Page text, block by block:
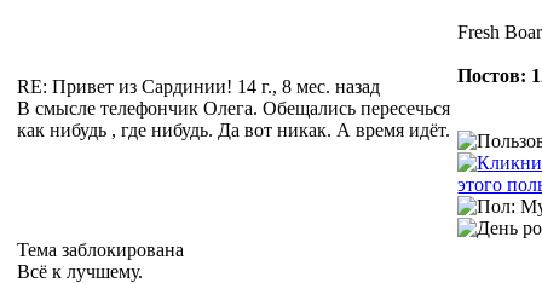
RE: Привет из Сардинии! 14 г., 8 мес. назад
В смысле телефончик Олега. Обещались пересечься
как нибудь , где нибудь. Да вот никак. А время идёт.
Fresh
Постов:
Тема заблокирована
Всё к лучшему.